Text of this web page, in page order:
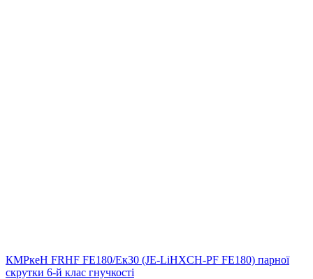
КМРкeН FRHF FE180/Eк30 (JE-LiHXCH-PF FE180) парної
скрутки 6-й клас гнучкості